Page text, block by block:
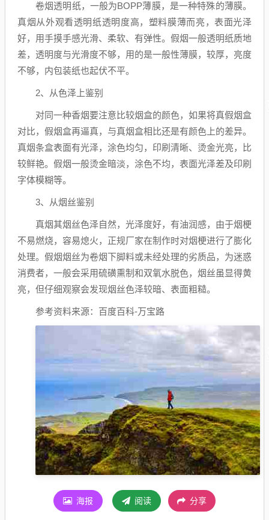
卷烟透明纸，一般为BOPP薄膜，是一种特殊的薄膜。
真烟从外观看透明纸透明度高，塑料膜薄而亮，表面光泽
好，用手摸手感光滑、柔软、有弹性。假烟一般透明纸质地
差，透明度与光滑度不够，用的是一般性薄膜，较厚，亮度
不够，内包装纸也起伏不平。
2、从色泽上鉴别
对同一种香烟要注意比较烟盒的颜色，如果将真假烟盒
对比，假烟盒再逼真，与真烟盒相比还是有颜色上的差异。
真烟条盒表面有光泽，涂色均匀，印刷清晰、烫金光亮，比
较鲜艳。假烟一般烫金暗淡，涂色不均，表面光泽差及印刷
字体模糊等。
3、从烟丝鉴别
真烟其烟丝色泽自然，光泽度好，有油润感，由于烟梗
不易燃烧，容易熄火，正规厂家在制作时对烟梗进行了膨化
处理。假烟烟丝为卷烟下脚料或未经处理的劣质品，为迷惑
消费者，一般会采用硫磺熏制和双氧水脱色，烟丝虽显得黄
亮，但仔细观察会发现烟丝色泽较暗、表面粗糙。
参考资料来源：百度百科-万宝路
海报 阅读 分享